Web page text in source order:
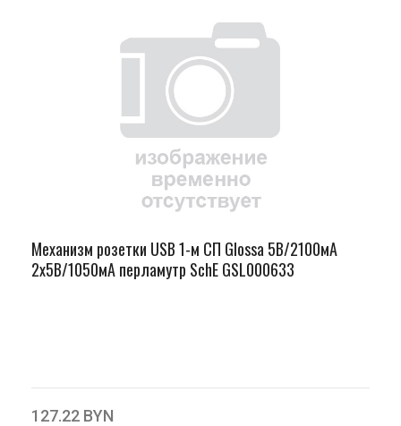
Механизм розетки USB 1-м СП Glossa 5В/2100мА
2х5В/1050мА перламутр SchE GSL000633
127.22 BYN